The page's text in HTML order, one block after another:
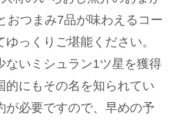
おつまみ7品が味わえるコー
っくりご堪能ください。
ないミシュラン1ツ星を獲得
的にもその名を知られてい
が必要ですので、早めの予